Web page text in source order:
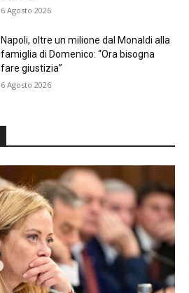
6 Agosto 2026
Napoli, oltre un milione dal Monaldi alla
famiglia di Domenico: “Ora bisogna
fare giustizia”
6 Agosto 2026